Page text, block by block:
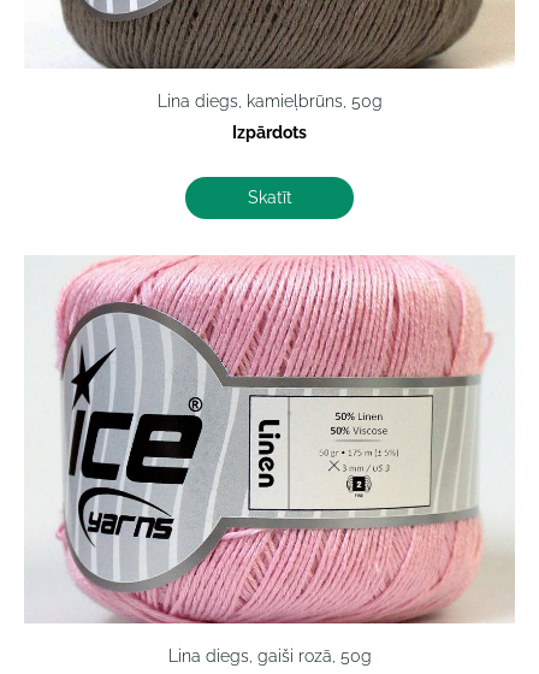
Lina diegs, kamieļbrūns, 50g
Izpārdots
Skatīt
Lina diegs, gaiši rozā, 50g